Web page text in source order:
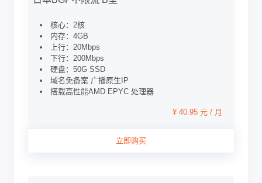
核心：2核
内存：4GB
上行：20Mbps
下行：200Mbps
硬盘：50G SSD
域名免备案 广播原生IP
搭载高性能AMD EPYC 处理器
¥ 40.95 元 / 月
立即购买